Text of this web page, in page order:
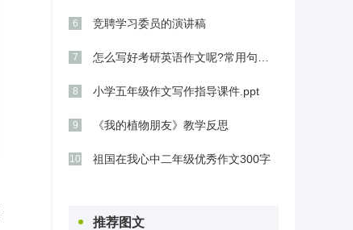
6 竞聘学习委员的演讲稿
7
8 小学五年级作文写作指导课件.ppt
9 《我的植物朋友》教学反思
10 祖国在我心中二年级优秀作文300字
推荐图文